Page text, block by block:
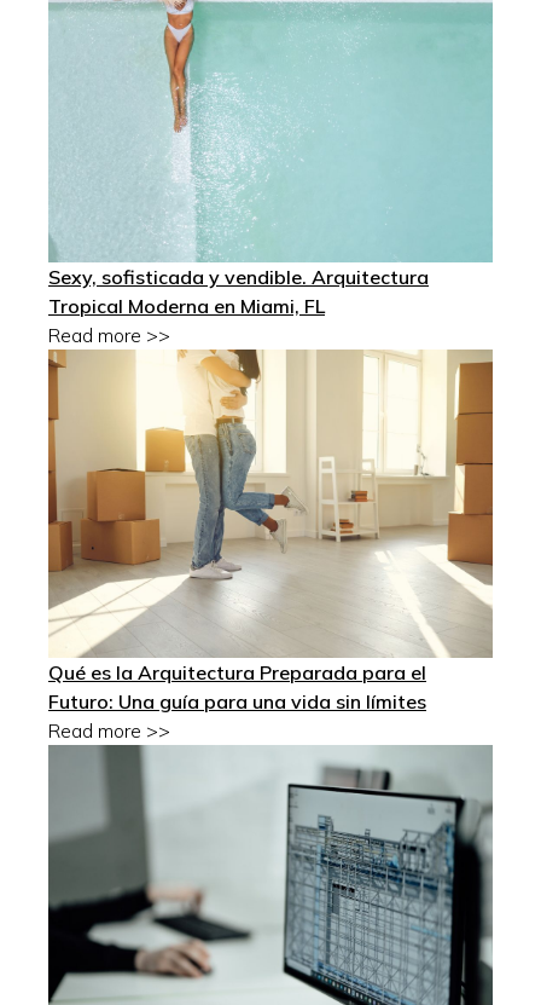
Sexy, sofisticada y vendible. Arquitectura
Tropical Moderna en Miami, FL
Read more >>
Qué es la Arquitectura Preparada para el
Futuro: Una guía para una vida sin límites
Read more >>